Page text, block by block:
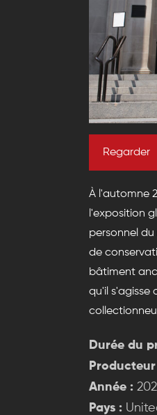
Regarder
À l'automne
l'exposition
personnel
de
bâtiment
qu'il s'agisse
Durée du
Année :
Pays :